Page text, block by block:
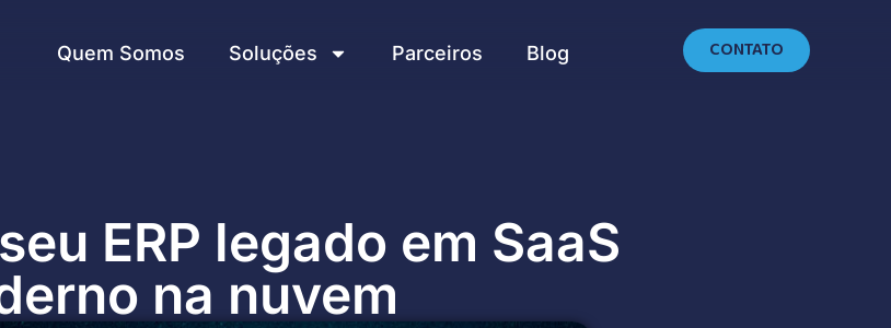
Quem Somos Soluções Parceiros Blog CONTATO
ERP legado em SaaS
na nuvem